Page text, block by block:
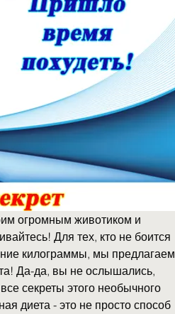
огромным животиком и
Для тех, кто не боится
килограммы, мы предлагаем
Да-да, вы не ослышались,
секреты этого необычного
диета - это не просто способ